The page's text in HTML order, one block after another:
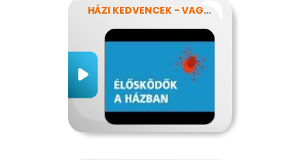
HÁZI KEDVENCEK - VAGY MÉGSEM